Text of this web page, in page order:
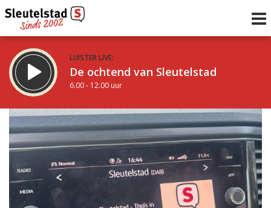
LUISTER LIVE:
De ochtend van Sleutelstad
6.00 - 12.00 uur
STRAKS:
De middag van Sleutelstad
12.00 - 19.00 uur
Vorig uur
uur 1 van 0 Volgend uur